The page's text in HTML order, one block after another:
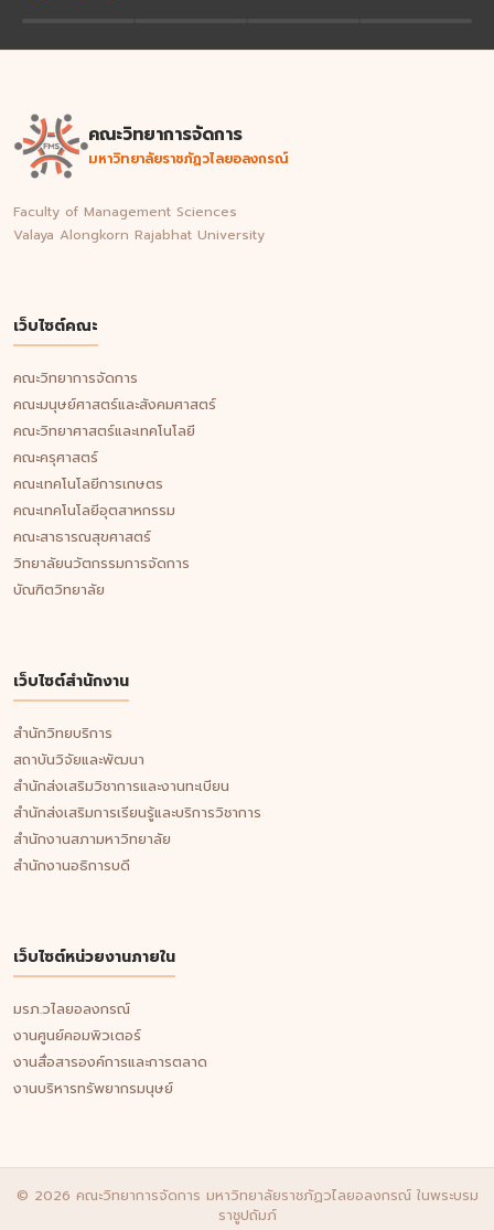
คณะวิทยาการจัดการ
มหาวิทยาลัยราชภัฏวไลยอลงกรณ์
Faculty of Management Sciences
Valaya Alongkorn Rajabhat University
เว็บไซต์คณะ
คณะวิทยาการจัดการ
คณะมนุษย์ศาสตร์และสังคมศาสตร์
คณะวิทยาศาสตร์และเทคโนโลยี
คณะครุศาสตร์
คณะเทคโนโลยีการเกษตร
คณะเทคโนโลยีอุตสาหกรรม
คณะสาธารณสุขศาสตร์
วิทยาลัยนวัตกรรมการจัดการ
บัณฑิตวิทยาลัย
เว็บไซต์สำนักงาน
สำนักวิทยบริการ
สถาบันวิจัยและพัฒนา
สำนักส่งเสริมวิชาการและงานทะเบียน
สำนักส่งเสริมการเรียนรู้และบริการวิชาการ
สำนักงานสภามหาวิทยาลัย
สำนักงานอธิการบดี
เว็บไซต์หน่วยงานภายใน
มรภ.วไลยอลงกรณ์
งานศูนย์คอมพิวเตอร์
งานสื่อสารองค์การและการตลาด
งานบริหารทรัพยากรมนุษย์
© 2026 คณะวิทยาการจัดการ มหาวิทยาลัยราชภัฏวไลยอลงกรณ์ ในพระบรม
ราชูปถัมภ์